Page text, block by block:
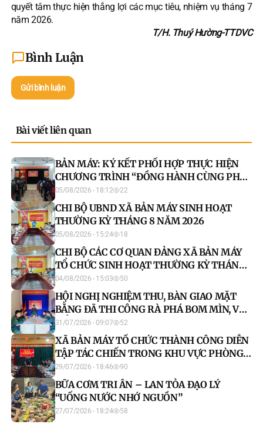
quyết tâm thực hiện thắng lợi các mục tiêu, nhiệm vụ tháng 7
năm 2026.
T/H. Thuý Hường-TTDVC
Bình Luận
Gửi bình luận
Bài viết liên quan
BẢN MÁY: KÝ KẾT PHỐI HỢP THỰC HIỆN
CHƯƠNG TRÌNH “ĐỒNG HÀNH CÙNG PHỤ
NỮ BIÊN CƯƠNG” GIAI ĐOẠN 2026-2030
05/08/2026 - 18:12 22
CHI BỘ UBND XÃ BẢN MÁY SINH HOẠT
THƯỜNG KỲ THÁNG 8 NĂM 2026
05/08/2026 - 15:24 18
CHI BỘ CÁC CƠ QUAN ĐẢNG XÃ BẢN MÁY
TỔ CHỨC SINH HOẠT THƯỜNG KỲ THÁNG
8 NĂM 2026
04/08/2026 - 15:03 50
HỘI NGHỊ NGHIỆM THU, BÀN GIAO MẶT
BẰNG ĐÃ THI CÔNG RÀ PHÁ BOM MÌN, VẬT
NỔ TẠI XÃ BẢN MÁY
31/07/2026 - 09:07 52
XÃ BẢN MÁY TỔ CHỨC THÀNH CÔNG DIỄN
TẬP TÁC CHIẾN TRONG KHU VỰC PHÒNG
THỦ NĂM 2026
29/07/2026 - 18:46 90
BỮA CƠM TRI ÂN – LAN TỎA ĐẠO LÝ
“UỐNG NƯỚC NHỚ NGUỒN”
27/07/2026 - 18:24 58